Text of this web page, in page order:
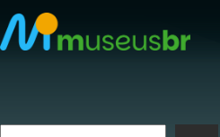
para
o
conteúdo